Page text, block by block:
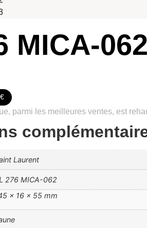
MICA-062
parmi les meilleures ventes, est
276 MICA-062
× 16 × 55 mm
Laurent